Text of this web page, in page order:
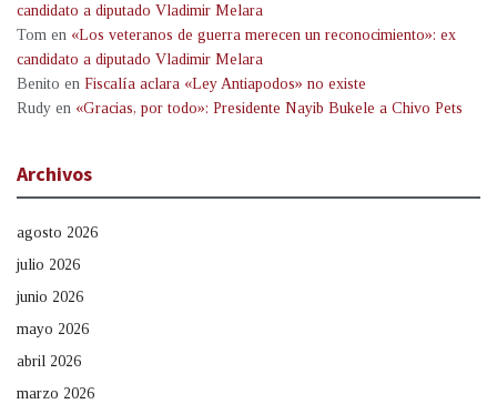
candidato a diputado Vladimir Melara
Tom en «Los veteranos de guerra merecen un reconocimiento»: ex
candidato a diputado Vladimir Melara
Benito en Fiscalía aclara «Ley Antiapodos» no existe
Rudy en «Gracias, por todo»: Presidente Nayib Bukele a Chivo Pets
Archivos
agosto 2026
julio 2026
junio 2026
mayo 2026
abril 2026
marzo 2026